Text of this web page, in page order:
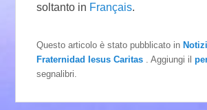
soltanto in Français.
Questo articolo è stato pubblicato in
Fraternidad Iesus Caritas
. Aggiungi il
segnalibri.